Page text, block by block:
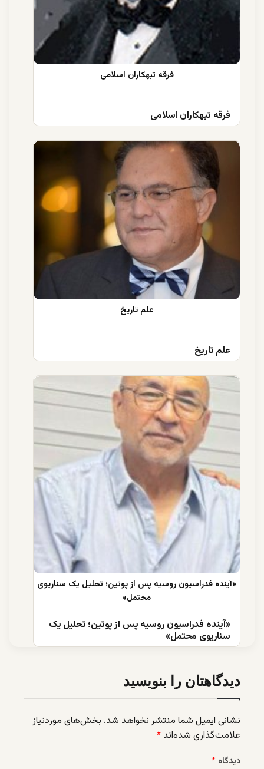
فرقه تبهکاران اسلامی
علم تاریخ
«آینده فدراسیون روسیه پس از پوتین؛ تحلیل یک
سناریوی محتمل»
دیدگاهتان را بنویسید
نشانی ایمیل شما منتشر نخواهد شد. بخش‌های موردنیاز
علامت‌گذاری شده‌اند *
دیدگاه *